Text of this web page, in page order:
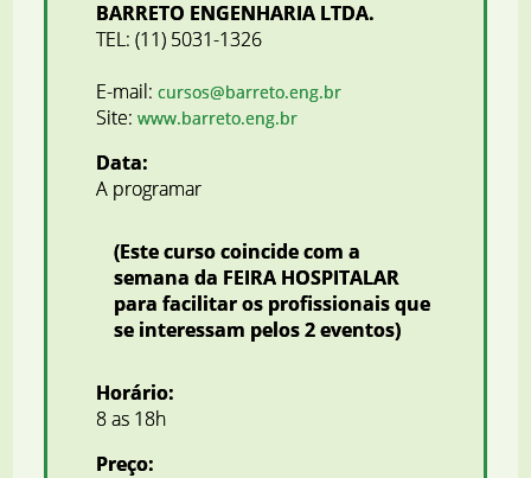
BARRETO ENGENHARIA LTDA.
TEL: (11) 5031-1326
E-mail: cursos@barreto.eng.br
Site: www.barreto.eng.br
Data:
A programar
(Este curso coincide com a
semana da FEIRA HOSPITALAR
para facilitar os profissionais que
se interessam pelos 2 eventos)
Horário:
8 as 18h
Preço: